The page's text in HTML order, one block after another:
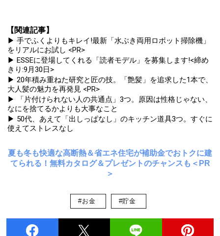
【関連記事】
▶ 手でふくよりもキレイ!最新「水ぶき両用ロボット掃除機」
をリアルにお試し <PR>
▶ ESSEに登場してくれる「読者モデル」を募集します!<締め
きり:9月30日>
▶ 20年積み重ねた研究と匠の技。「艶髪」を追求した1本で、
大人髪の魅力を再発見 <PR>
▶ 「片付けられない人の共通点」3つ。原因は性格じゃない、
なにを捨てるかよりも大事なこと
▶ 50代、あえて「出しっぱなし」のキッチン道具3つ。すぐに
使えてストレスなし
夏も冬も快適な高断熱＆省エネ住宅が補助金でおトクに建
てられる！無料カタログ＆プレゼントのチャンスも＜PR
＞
#お金 #貯金